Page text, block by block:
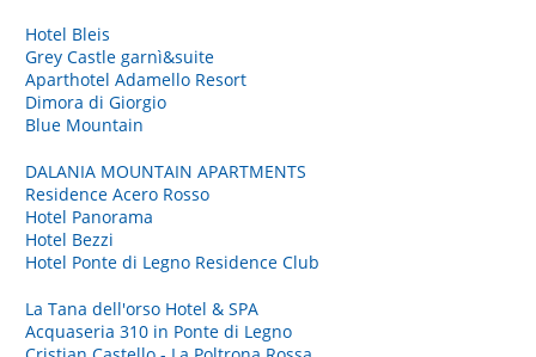
Hotel Bleis
Grey Castle garnì&suite
Aparthotel Adamello Resort
Dimora di Giorgio
Blue Mountain
DALANIA MOUNTAIN APARTMENTS
Residence Acero Rosso
Hotel Panorama
Hotel Bezzi
Hotel Ponte di Legno Residence Club
La Tana dell'orso Hotel & SPA
Acquaseria 310 in Ponte di Legno